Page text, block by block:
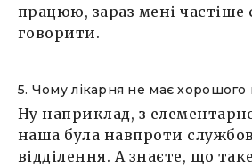
працюю, зараз мені частіше
говорити.
5. Чому лікарня не має
Ну наприклад, з
наша була навпроти
відділення. А знаєте, що